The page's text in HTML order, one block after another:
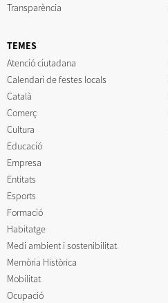
Transparència
TEMES
Atenció ciutadana
Calendari de festes locals
Català
Comerç
Cultura
Educació
Empresa
Entitats
Esports
Formació
Habitatge
Medi ambient i sostenibilitat
Memòria Històrica
Mobilitat
Ocupació